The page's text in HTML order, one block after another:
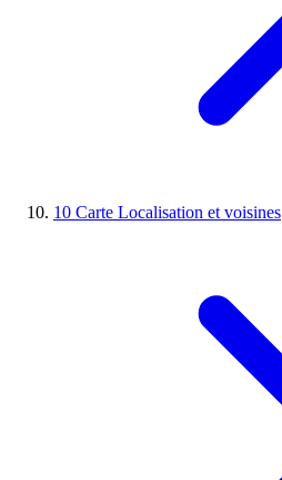
10 Carte Localisation et voisines